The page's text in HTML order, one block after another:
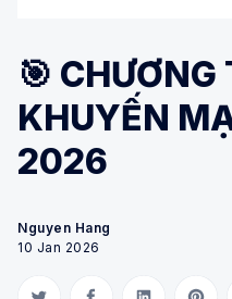
🎯 CHƯƠNG
KHUYẾN
2026
Nguyen Hang
10 Jan 2026